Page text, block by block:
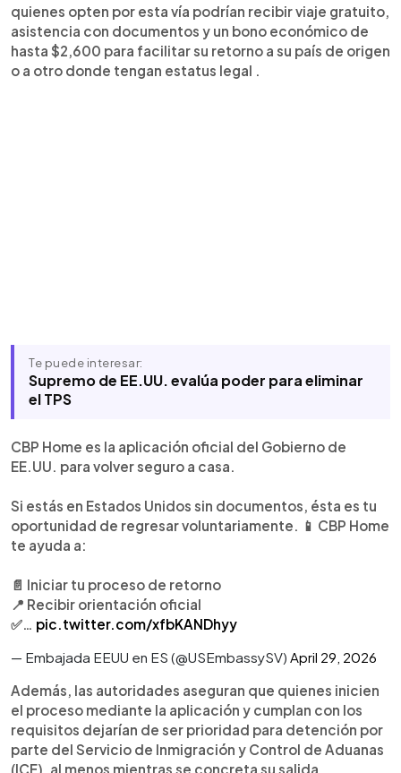
quienes opten por esta vía podrían recibir viaje gratuito,
asistencia con documentos y un bono económico de
hasta $2,600 para facilitar su retorno a su país de origen
o a otro donde tengan estatus legal .
Te puede interesar:
Supremo de EE.UU. evalúa poder para eliminar
el TPS
CBP Home es la aplicación oficial del Gobierno de
EE.UU. para volver seguro a casa.
Si estás en Estados Unidos sin documentos, ésta es tu
oportunidad de regresar voluntariamente. 📱 CBP Home
te ayuda a:
📄 Iniciar tu proceso de retorno
📍 Recibir orientación oficial
✅… pic.twitter.com/xfbKANDhyy
— Embajada EEUU en ES (@USEmbassySV) April 29, 2026
Además, las autoridades aseguran que quienes inicien
el proceso mediante la aplicación y cumplan con los
requisitos dejarían de ser prioridad para detención por
parte del Servicio de Inmigración y Control de Aduanas
(ICE), al menos mientras se concreta su salida .